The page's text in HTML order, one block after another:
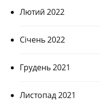
Лютий 2022
Січень 2022
Грудень 2021
Листопад 2021